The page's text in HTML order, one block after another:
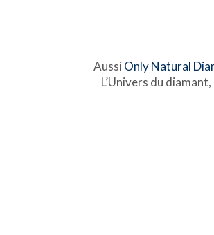
Aussi Only Natural
L’Univers du